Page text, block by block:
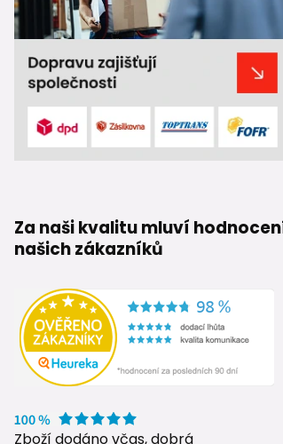
Za naši kvalitu mluví
našich zákazníků
Zboží dodáno včas, dobrá